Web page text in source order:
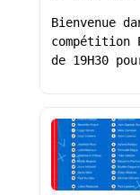
Bienvenue
compétition
de 19H30